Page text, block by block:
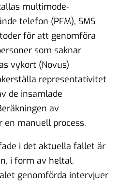
multimode-
telefon (PFM), SMS
för att genomföra
som saknar
vykort (Novus)
representativitet
de insamlade
av
en manuell process.
i det aktuella fallet är
i form av heltal,
genomförda intervjuer